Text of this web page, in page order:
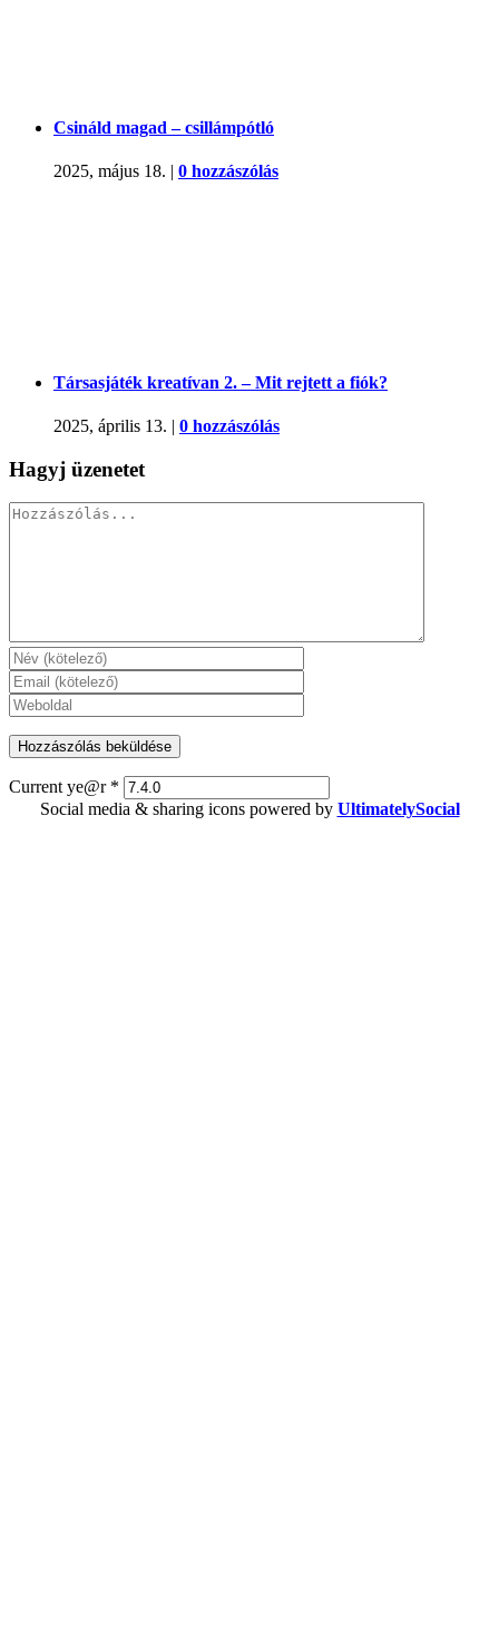
Csináld magad – csillámpótló
2025, május 18. | 0 hozzászólás
Társasjáték kreatívan 2. – Mit rejtett a fiók?
2025, április 13. | 0 hozzászólás
Hagyj üzenetet
Hozzászólás
Current ye@r *
Social media & sharing icons powered by UltimatelySocial